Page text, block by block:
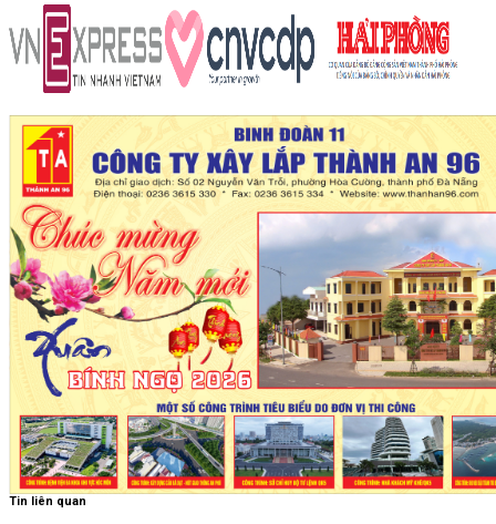
Tin liên quan